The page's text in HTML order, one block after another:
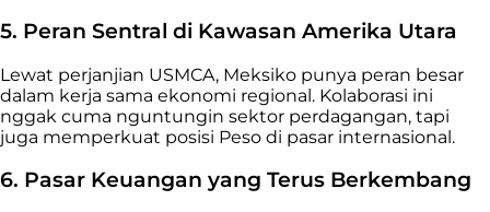
5. Peran Sentral di Kawasan Amerika Utara
Lewat perjanjian USMCA, Meksiko punya peran besar
dalam kerja sama ekonomi regional. Kolaborasi ini
nggak cuma nguntungin sektor perdagangan, tapi
juga memperkuat posisi Peso di pasar internasional.
6. Pasar Keuangan yang Terus Berkembang